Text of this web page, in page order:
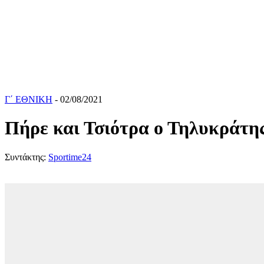
Γ΄ ΕΘΝΙΚΗ - 02/08/2021
Πήρε και Τσιότρα ο
Συντάκτης: Sportime24